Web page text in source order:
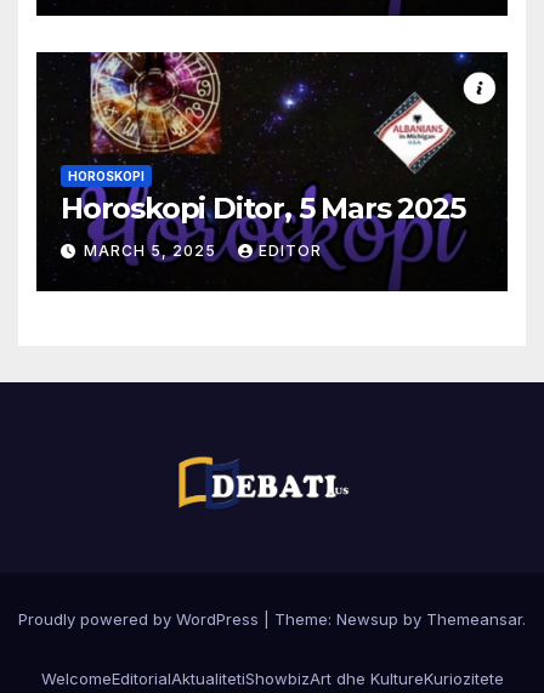
HOROSKOPI
Horoskopi Ditor, 5 Mars 2025
MARCH 5, 2025 EDITOR
Proudly powered by WordPress Theme: Newsup by Themeansar.
WelcomeEditorialAktualitetiShowbizArt dhe KultureKuriozitete